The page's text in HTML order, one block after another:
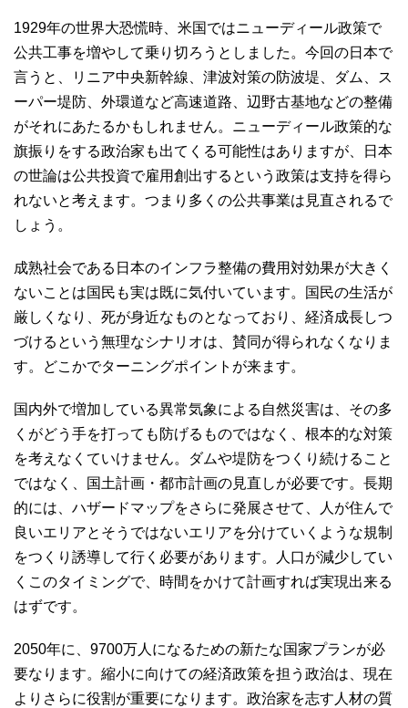
1929年の世界大恐慌時、米国ではニューディール政策で
公共工事を増やして乗り切ろうとしました。今回の日本で
言うと、リニア中央新幹線、津波対策の防波堤、ダム、ス
ーパー堤防、外環道など高速道路、辺野古基地などの整備
がそれにあたるかもしれません。ニューディール政策的な
旗振りをする政治家も出てくる可能性はありますが、日本
の世論は公共投資で雇用創出するという政策は支持を得ら
れないと考えます。つまり多くの公共事業は見直されるで
しょう。
成熟社会である日本のインフラ整備の費用対効果が大きく
ないことは国民も実は既に気付いています。国民の生活が
厳しくなり、死が身近なものとなっており、経済成長しつ
づけるという無理なシナリオは、賛同が得られなくなりま
す。どこかでターニングポイントが来ます。
国内外で増加している異常気象による自然災害は、その多
くがどう手を打っても防げるものではなく、根本的な対策
を考えなくていけません。ダムや堤防をつくり続けること
ではなく、国土計画・都市計画の見直しが必要です。長期
的には、ハザードマップをさらに発展させて、人が住んで
良いエリアとそうではないエリアを分けていくような規制
をつくり誘導して行く必要があります。人口が減少してい
くこのタイミングで、時間をかけて計画すれば実現出来る
はずです。
2050年に、9700万人になるための新たな国家プランが必
要なります。縮小に向けての経済政策を担う政治は、現在
よりさらに役割が重要になります。政治家を志す人材の質